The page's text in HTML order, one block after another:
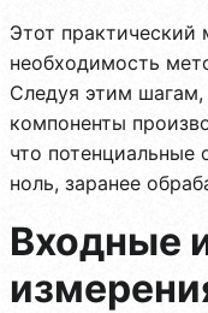
Этот практический
необходимость
Следуя этим шагам,
компоненты
что потенциальные
ноль, заранее
Входные